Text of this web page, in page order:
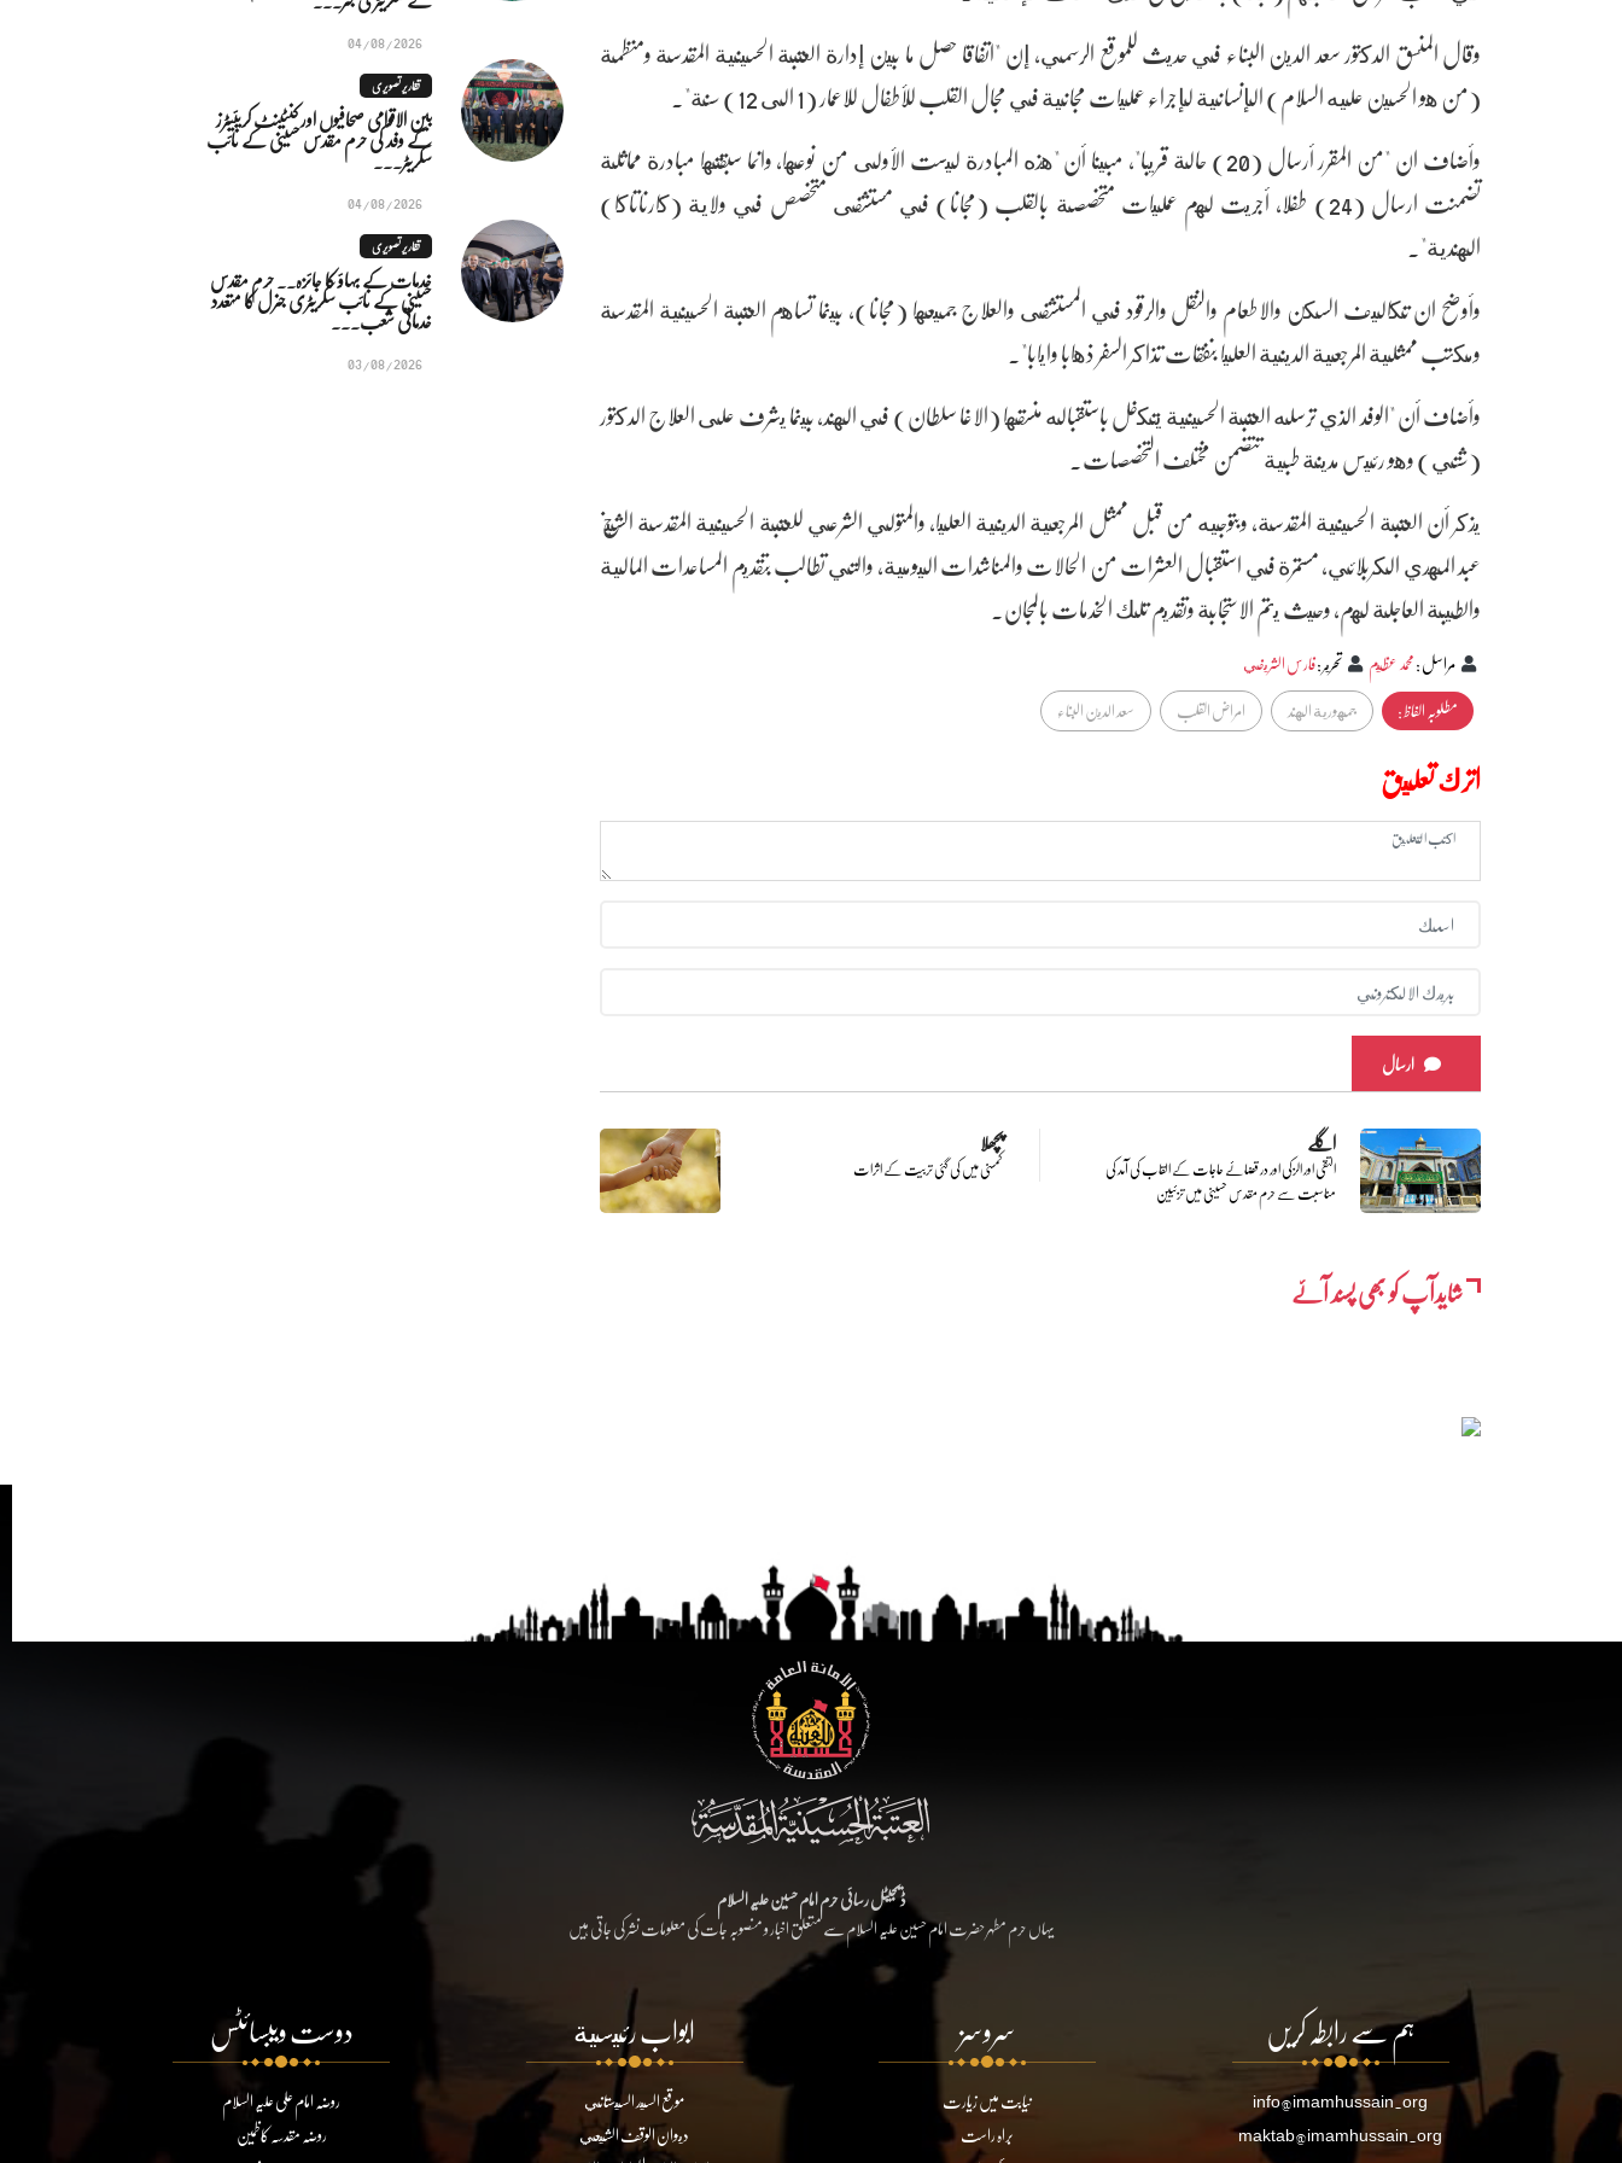
وقال المنسق الدكتور سعد الدين البناء في حديث للموقع الرسمي، إن "اتفاقا حصل ما بين إدارة العتبة الحسينية المقدسة ومنظمة
(من هو الحسين عليه السلام) الإنسانية لإجراء عمليات مجانية في مجال القلب للأطفال للاعمار (1 الى 12) سنة".
وأضاف ان "من المقرر أرسال (20) حالة قريبا"، مبينا أن "هذه المبادرة ليست الأولى من نوعها، وانما سبقتها مبادرة مماثلة
تضمنت ارسال (24) طفلا، أجريت لهم عمليات متخصصة بالقلب (مجانا) في مستشفى متخصص في ولاية (كارناتاكا)
الهندية".
وأوضح ان تكاليف السكن والاطعام والنقل والرقود في المستشفى والعلاج جميعها (مجانا)، بينما تساهم العتبة الحسينية المقدسة
ومكتب ممثلية المرجعية الدينية العليا بنفقات تذاكر السفر ذهابا وايابا".
وأضاف أن "الوفد الذي ترسله العتبة الحسينية يتكفل باستقباله منسقها (الاغا سلطان) في الهند، بينما يشرف على العلاج الدكتور
(شتي) وهو رئيس مدينة طبية تتضمن مختلف التخصصات.
يذكر أن العتبة الحسينية المقدسة، وبتوجيه من قبل ممثل المرجعية الدينية العليا، والمتولي الشرعي للعتبة الحسينية المقدسة الشيخ
عبد المهدي الكربلائي، مستمرة في استقبال العشرات من الحالات والمناشدات اليومية، والتي تطالب بتقديم المساعدات المالية
والطيبة العاجلة لهم، وحيث يتم الاستجابة وتقديم تلك الخدمات بالمجان.
مراسل:محمد عظيم تحرير:فارس الشريفي
مطلوبہ الفاظ :
جمهورية الهند امراض القلب سعد الدين البناء
اترك تعليق
ارسال
پچھلا
کمسنی میں کی گئی تربیت کے اثرات
اگلے
التقی اور الزکی اور در قضائے حاجات کے القاب کی آمد کی
مناسبت سے حرم مقدس حسینی میں تزئیین
شایدآپ کو بھی پسند آئے
04/08/2026
تقاریر تصویری
بین الاقوامی صحافیوں اور کنٹینٹ کریئیٹرز
کے وفد کی حرم مقدس حسینی کے نائب
سکریٹر...
04/08/2026
تقاریر تصویری
خدمات کے بہاؤ کا جائزہ.. حرم مقدس
حسینی کے نائب سکریٹری جنرل کا متعدد
خدماتی شعب...
03/08/2026
ڈیجیٹل رسائی حرم امام حسین علیہ السلام
یہاں حرم مطہر حضرت امام حسین علیہ السلام سے متعلق اخبار و منصوبہ جات کی معلومات نشر کی جاتی ہیں
ہم سے رابطہ کریں
info@imamhussain.org
maktab@imamhussain.org
سروسز
نیابت میں زیارت
براہ راست
ابواب رئيسية
موقع السيد السيستاني
ديوان الوقف الشيعي
دوست ویبسائٹس
روضہ امام علی علیہ السلام
روضہ مقدسہ کاظمین